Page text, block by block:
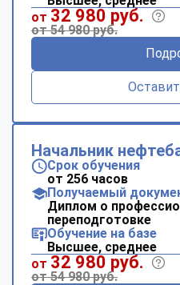
от 32 980 руб.
от 54 980 руб.
Начальник
Срок обучения
от 256 часов
Получаемый
Диплом о
переподготовке
Обучение на базе
Высшее, среднее
от 32 980 руб.
от 54 980 руб.